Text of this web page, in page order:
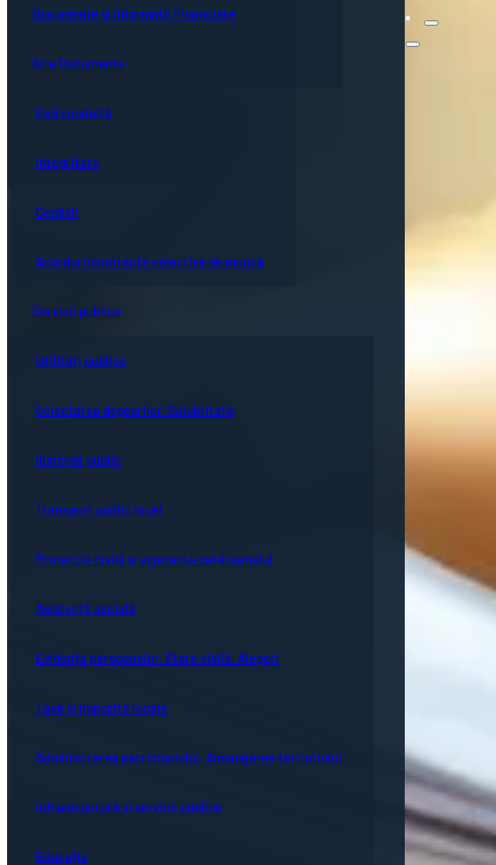
Guvernanță corporativă
Bistrița turistică
Evenimente locale
Hartă oraș
Ședințe online
Documente ședință
Hotărârile Consiliului Local
Concursuri
Proceduri de sistem
Cod conduită
Integritate
Comisii
Acorduri/contracte colective de muncă
Servicii publice
Utilități publice
Colectarea deșeurilor. Salubritate
Iluminat public
Transport public local
Protecție civilă și siguranța cetățeanului
Asistență socială
Evidența persoanelor. Stare civilă. Alegeri
Taxe și impozite locale
Administrarea patrimoniului. Amenajarea teritoriului
Infrastructură și servicii publice
Educație
Documente și Informații Financiare
Alte Documente